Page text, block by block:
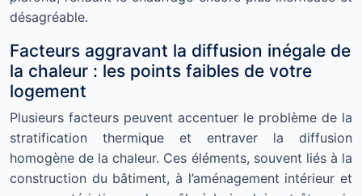
désagréable.
Facteurs aggravant la diffusion inégale de
la chaleur : les points faibles de votre
logement
Plusieurs facteurs peuvent accentuer le problème de la
stratification thermique et entraver la diffusion
homogène de la chaleur. Ces éléments, souvent liés à la
construction du bâtiment, à l’aménagement intérieur et